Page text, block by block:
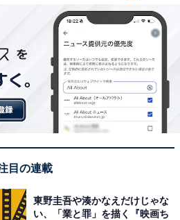
オイル 28mL
＊2など自然由来の植物エキス
目の連載
東野圭吾や湊かなえだけじゃな
い、「業と罪」を描く『映画ち